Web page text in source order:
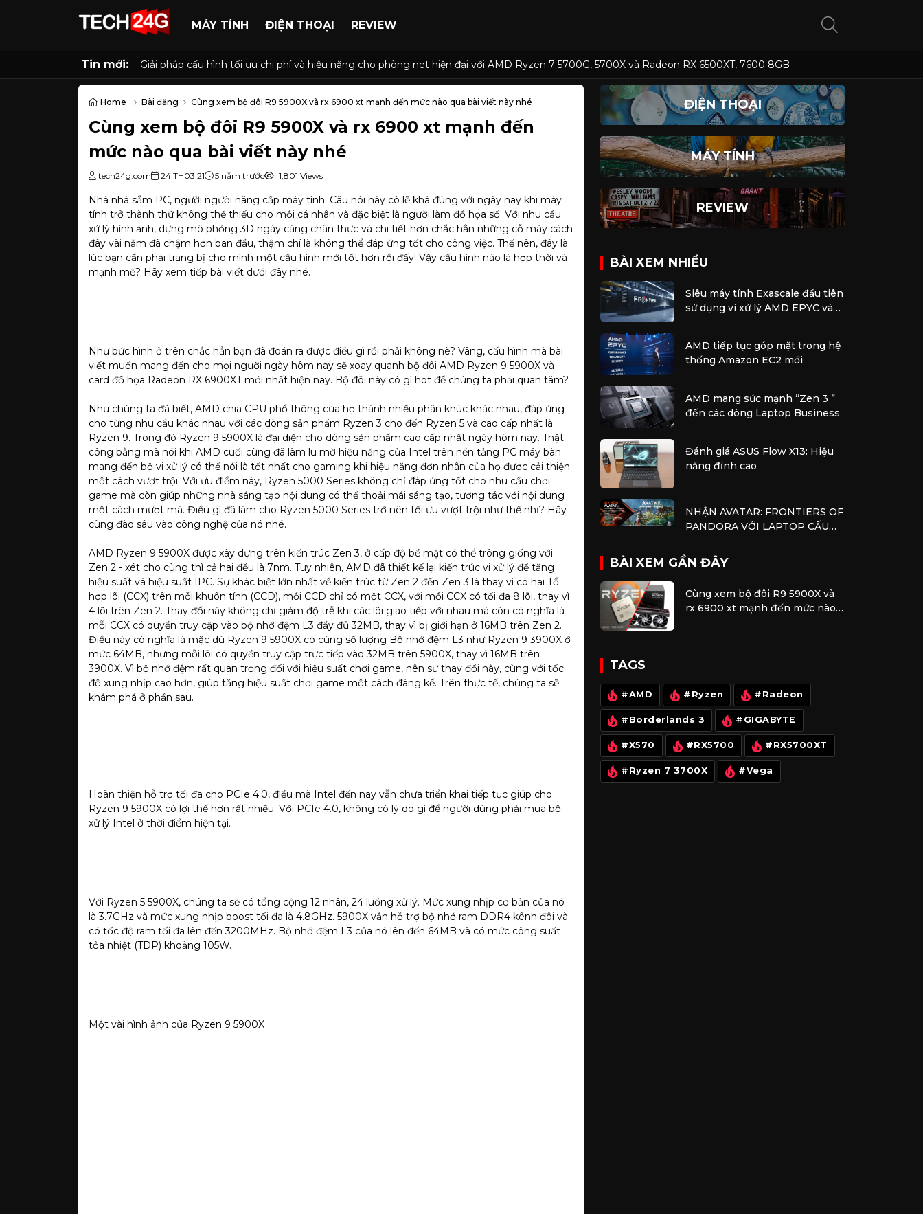
MÁY TÍNH ĐIỆN THOẠI REVIEW
Tin mới: Giải pháp cấu hình tối ưu chi phí và hiệu năng cho phòng net hiện đại với AMD Ryzen 7 5700G, 5700X và Radeon RX 6500XT, 7600 8GB
Home Bài đăng Cùng xem bộ đôi R9 5900X và rx 6900 xt mạnh đến mức nào qua bài viết này nhé
Cùng xem bộ đôi R9 5900X và rx 6900 xt mạnh đến
mức nào qua bài viết này nhé
tech24g.com 24 TH03 21 5 năm trước 1,801 Views
Nhà nhà sắm PC, người người nâng cấp máy tính. Câu nói này có lẽ khá đúng với ngày nay khi máy
tính trở thành thứ không thể thiếu cho mỗi cá nhân và đặc biệt là người làm đồ họa số. Với nhu cầu
xử lý hình ảnh, dựng mô phỏng 3D ngày càng chân thực và chi tiết hơn chắc hẳn những cỗ máy cách
đây vài năm đã chậm hơn ban đầu, thậm chí là không thể đáp ứng tốt cho công việc. Thế nên, đây là
lúc bạn cần phải trang bị cho mình một cấu hình mới tốt hơn rồi đấy! Vậy cấu hình nào là hợp thời và
mạnh mẽ? Hãy xem tiếp bài viết dưới đây nhé.
Như bức hình ở trên chắc hẳn bạn đã đoán ra được điều gì rồi phải không nè? Vâng, cấu hình mà bài
viết muốn mang đến cho mọi người ngày hôm nay sẽ xoay quanh bộ đôi AMD Ryzen 9 5900X và
card đồ họa Radeon RX 6900XT mới nhất hiện nay. Bộ đôi này có gì hot để chúng ta phải quan tâm?
Như chúng ta đã biết, AMD chia CPU phổ thông của họ thành nhiều phân khúc khác nhau, đáp ứng
cho từng nhu cầu khác nhau với các dòng sản phẩm Ryzen 3 cho đến Ryzen 5 và cao cấp nhất là
Ryzen 9. Trong đó Ryzen 9 5900X là đại diện cho dòng sản phẩm cao cấp nhất ngày hôm nay. Thật
công bằng mà nói khi AMD cuối cùng đã làm lu mờ hiệu năng của Intel trên nền tảng PC máy bàn
mang đến bộ vi xử lý có thể nói là tốt nhất cho gaming khi hiệu năng đơn nhân của họ được cải thiện
một cách vượt trội. Với ưu điểm này, Ryzen 5000 Series không chỉ đáp ứng tốt cho nhu cầu chơi
game mà còn giúp những nhà sáng tạo nội dung có thể thoải mái sáng tạo, tương tác với nội dung
một cách mượt mà. Điều gì đã làm cho Ryzen 5000 Series trở nên tối ưu vượt trội như thế nhỉ? Hãy
cùng đào sâu vào công nghệ của nó nhé.
AMD Ryzen 9 5900X được xây dựng trên kiến trúc Zen 3, ở cấp độ bề mặt có thể trông giống với
Zen 2 - xét cho cùng thì cả hai đều là 7nm. Tuy nhiên, AMD đã thiết kế lại kiến trúc vi xử lý để tăng
hiệu suất và hiệu suất IPC. Sự khác biệt lớn nhất về kiến trúc từ Zen 2 đến Zen 3 là thay vì có hai Tổ
hợp lõi (CCX) trên mỗi khuôn tính (CCD), mỗi CCD chỉ có một CCX, với mỗi CCX có tối đa 8 lõi, thay vì
4 lõi trên Zen 2. Thay đổi này không chỉ giảm độ trễ khi các lõi giao tiếp với nhau mà còn có nghĩa là
mỗi CCX có quyền truy cập vào bộ nhớ đệm L3 đầy đủ 32MB, thay vì bị giới hạn ở 16MB trên Zen 2.
Điều này có nghĩa là mặc dù Ryzen 9 5900X có cùng số lượng Bộ nhớ đệm L3 như Ryzen 9 3900X ở
mức 64MB, nhưng mỗi lõi có quyền truy cập trực tiếp vào 32MB trên 5900X, thay vì 16MB trên
3900X. Vì bộ nhớ đệm rất quan trọng đối với hiệu suất chơi game, nên sự thay đổi này, cùng với tốc
độ xung nhịp cao hơn, giúp tăng hiệu suất chơi game một cách đáng kể. Trên thực tế, chúng ta sẽ
khám phá ở phần sau.
Hoàn thiện hỗ trợ tối đa cho PCIe 4.0, điều mà Intel đến nay vẫn chưa triển khai tiếp tục giúp cho
Ryzen 9 5900X có lợi thế hơn rất nhiều. Với PCIe 4.0, không có lý do gì để người dùng phải mua bộ
xử lý Intel ở thời điểm hiện tại.
Với Ryzen 5 5900X, chúng ta sẽ có tổng cộng 12 nhân, 24 luồng xử lý. Mức xung nhịp cơ bản của nó
là 3.7GHz và mức xung nhịp boost tối đa là 4.8GHz. 5900X vẫn hỗ trợ bộ nhớ ram DDR4 kênh đôi và
có tốc độ ram tối đa lên đến 3200MHz. Bộ nhớ đệm L3 của nó lên đến 64MB và có mức công suất
tỏa nhiệt (TDP) khoảng 105W.
Một vài hình ảnh của Ryzen 9 5900X
ĐIỆN THOẠI
MÁY TÍNH
REVIEW
BÀI XEM NHIỀU
Siêu máy tính Exascale đầu tiên
sử dụng vi xử lý AMD EPYC và
AMD tiếp tục góp mặt trong hệ
thống Amazon EC2 mới
AMD mang sức mạnh “Zen 3 ”
đến các dòng Laptop Business
Đánh giá ASUS Flow X13: Hiệu
năng đỉnh cao
NHẬN AVATAR: FRONTIERS OF
PANDORA VỚI LAPTOP CẤU
BÀI XEM GẦN ĐÂY
Cùng xem bộ đôi R9 5900X và
rx 6900 xt mạnh đến mức nào
TAGS
#AMD #Ryzen #Radeon
#Borderlands 3 #GIGABYTE
#X570 #RX5700 #RX5700XT
#Ryzen 7 3700X #Vega